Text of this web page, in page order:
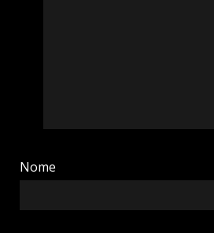
Nome